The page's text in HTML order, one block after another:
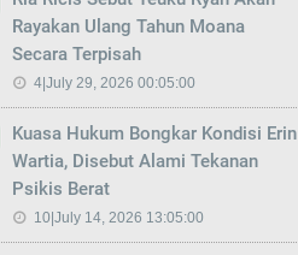
Rayakan Ulang Tahun Moana
Secara Terpisah
4|July 29, 2026 00:05:00
Kuasa Hukum Bongkar Kondisi Erin
Wartia, Disebut Alami Tekanan
Psikis Berat
10|July 14, 2026 13:05:00